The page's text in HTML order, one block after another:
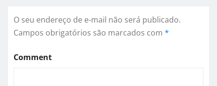
O seu endereço de e-mail não será publicado.
Campos obrigatórios são marcados com *
Comment